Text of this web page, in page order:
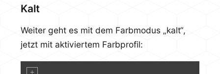
Kalt
Weiter geht es mit dem Farbmodus „kalt“,
jetzt mit aktiviertem Farbprofil: